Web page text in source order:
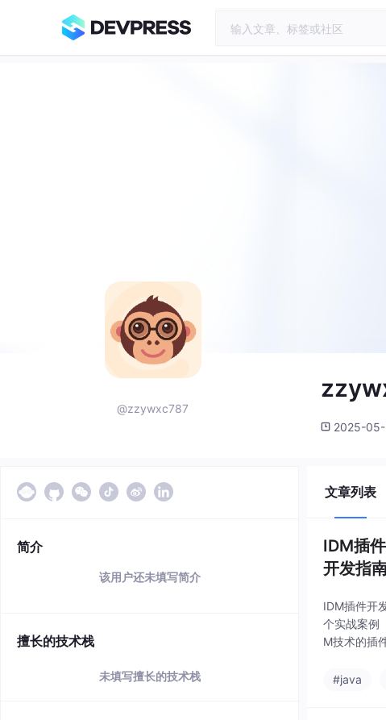
@zzywxc787
2025-05-
简介
该用户还未填写简介
擅长的技术栈
未填写擅长的技术栈
文章列表
IDM插
开发指
IDM插件开
个实战案例
M技术的插
#java